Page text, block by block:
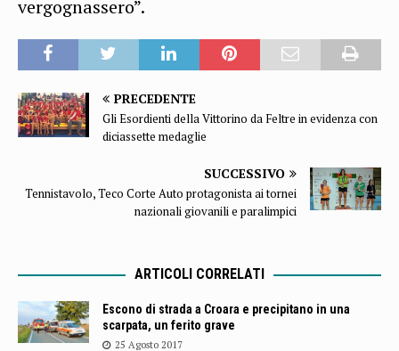
vergognassero”.
PRECEDENTE
Gli Esordienti della Vittorino da Feltre in evidenza con
diciassette medaglie
SUCCESSIVO
Tennistavolo, Teco Corte Auto protagonista ai tornei
nazionali giovanili e paralimpici
ARTICOLI CORRELATI
Escono di strada a Croara e precipitano in una
scarpata, un ferito grave
25 Agosto 2017